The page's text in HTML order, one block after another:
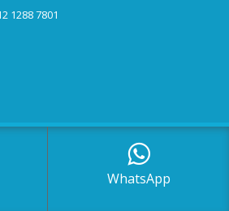
1288 7801
Kain, Tenda Membrane, Kanopi Kain,
WhatsApp